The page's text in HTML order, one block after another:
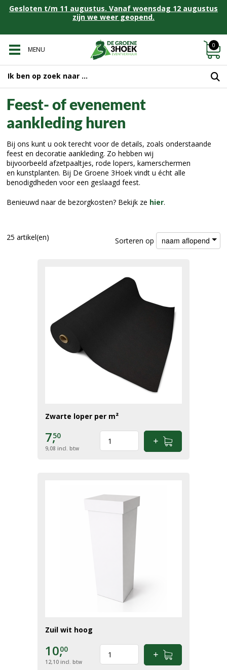
Gesloten t/m 11 augustus. Vanaf woensdag 12 augustus
zijn we weer geopend.
MENU
0
Feest- of evenement
aankleding huren
Bij ons kunt u ook terecht voor de details, zoals onderstaande
feest en decoratie aankleding. Zo hebben wij
bijvoorbeeld afzetpaaltjes, rode lopers, kamerschermen
en kunstplanten. Bij De Groene 3Hoek vindt u écht alle
benodigdheden voor een geslaagd feest.
Benieuwd naar de bezorgkosten? Bekijk ze hier.
Sorteren op naam aflopend
25 artikel(en)
Zwarte loper per m²
7,50
9,08 incl. btw
Zuil wit hoog
10,00
12,10 incl. btw